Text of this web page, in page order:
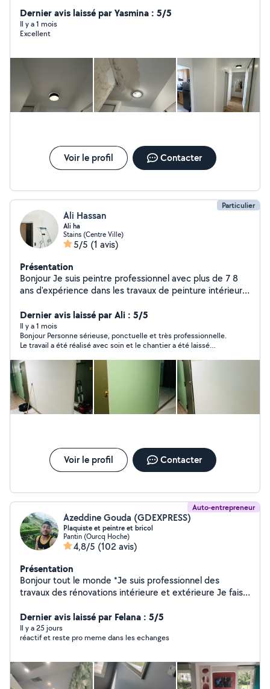
Mes prestations : * Plaquiste / pose de placo *
Carrelage sol et mur * Peinture & enduit * Pose de
parquet * Création de cloisons * Faux plafonds * Petits
Travail propre et soigné * Prix négociables * Conseils
personnalisés * Disponible rapidement * Devis gratuit
N'hésitez pas à me contacter pour discuter de votre
projet.
Dernier avis laissé par Yasmina : 5/5
Il y a 1 mois
Excellent
Voir le profil Contacter
Particulier
Ali Hassan
Ali ha
Stains (Centre Ville)
5/5 (1 avis)
Présentation
Bonjour Je suis peintre professionnel avec plus de 7 8
ans d'expérience dans les travaux de peinture intérieure
préparation des surfaces, de l'application de peinture,
du revêtement mural et des finitions de haute qualité.
Sérieux, minutieux et organisé, je respecte les délais et
veille à fournir un travail propre et soigné. Je suis
capable de
Dernier avis laissé par Ali : 5/5
Il y a 1 mois
Bonjour Personne sérieuse, ponctuelle et très professionnelle.
Le travail a été réalisé avec soin et le chantier a été laissé
services.
Voir le profil Contacter
Auto-entrepreneur
Azeddine Gouda (GDEXPRESS)
Plaquiste et peintre et bricol
Pantin (Ourcq Hoche)
4,8/5 (102 avis)
Présentation
Bonjour tout le monde *Je suis professionnel des
travaux des rénovations intérieure et extérieure Je fais
parquet lino papier peint... *Rénovation salle de bain
*Isolation extérieure *tous travaux de maçonnerie
(dalle,parpaing,....) *Travail propre et professionnel
vous bon journée
Dernier avis laissé par Felana : 5/5
Il y a 25 jours
réactif et reste pro meme dans les echanges